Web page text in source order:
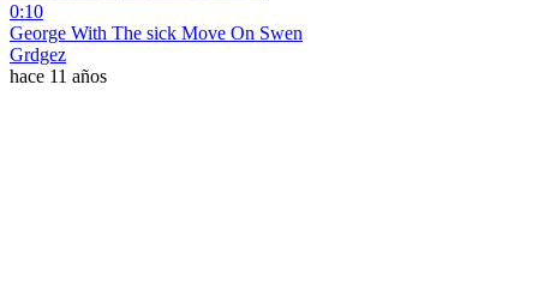
0:10
George With The sick Move On Swen
Grdgez
hace 11 años